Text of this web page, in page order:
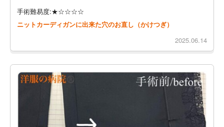
手術難易度:★☆☆☆☆
ニットカーディガンに出来た穴のお直し（かけつぎ）
2025.06.14